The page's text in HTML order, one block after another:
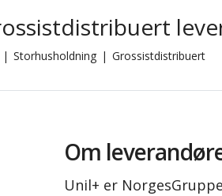
| Storhusholdning | Grossistdistribuert
Om
Unil+ er